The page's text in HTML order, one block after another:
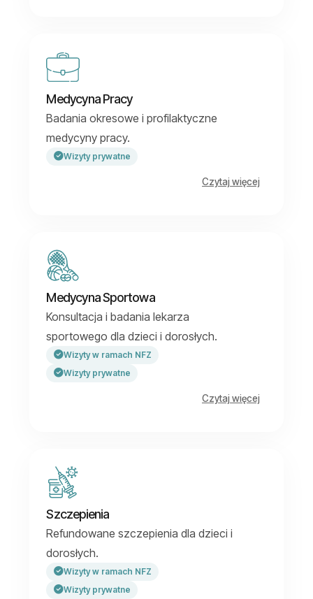
Medycyna Pracy
Badania okresowe i profilaktyczne
medycyny pracy.
Wizyty prywatne
Czytaj więcej
Medycyna Sportowa
Konsultacja i badania lekarza
sportowego dla dzieci i dorosłych.
Wizyty w ramach NFZ
Wizyty prywatne
Czytaj więcej
Szczepienia
Refundowane szczepienia dla dzieci i
dorosłych.
Wizyty w ramach NFZ
Wizyty prywatne